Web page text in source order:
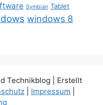
Symbian Tablet
windows 8
Technikblog | Erstellt
Impressum